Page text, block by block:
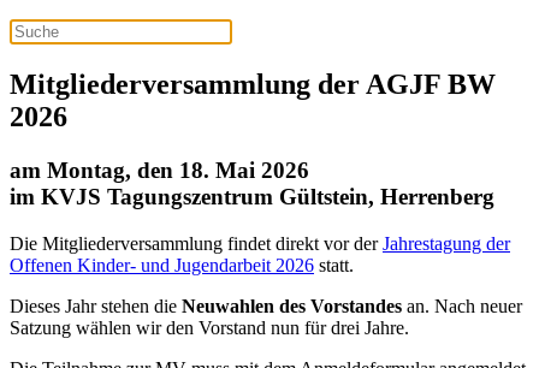
Mitgliederversammlung der AGJF BW
2026
am Montag, den 18. Mai 2026
im KVJS Tagungszentrum Gültstein, Herrenberg
Die Mitgliederversammlung findet direkt vor derJahrestagung der
Offenen Kinder- und Jugendarbeit 2026 statt.
Dieses Jahr stehen die Neuwahlen des Vorstandes an. Nach neuer
Satzung wählen wir den Vorstand nun für drei Jahre.